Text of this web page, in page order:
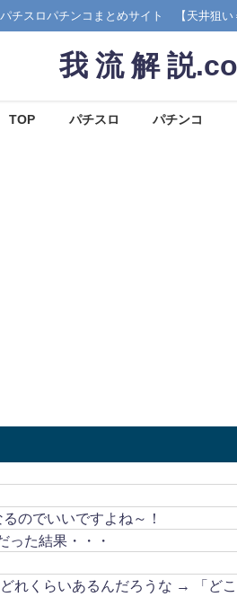
パチスロパチンコまとめサイト 【天井狙い
我 流 解 説
TOP パチスロ パチンコ
のでいいですよね～！
った結果・・・
れくらいあるんだろうな → 「ど